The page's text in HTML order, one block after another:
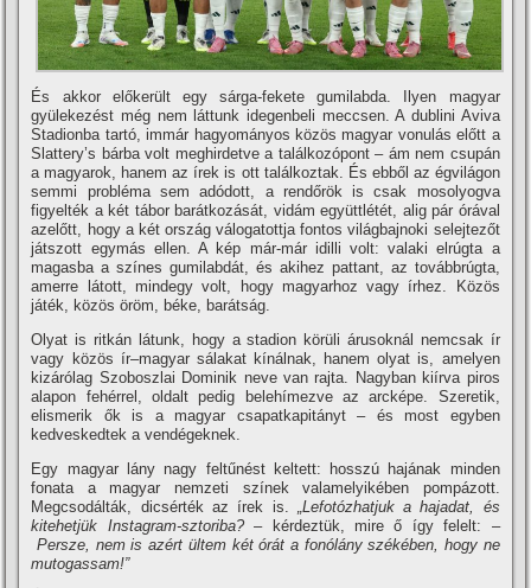
És akkor előkerült egy sárga-fekete gumilabda. Ilyen magyar
gyülekezést még nem láttunk idegenbeli meccsen. A dublini Aviva
Stadionba tartó, immár hagyományos közös magyar vonulás előtt a
Slattery’s bárba volt meghirdetve a találkozópont – ám nem csupán
a magyarok, hanem az írek is ott találkoztak. És ebből az égvilágon
semmi probléma sem adódott, a rendőrök is csak mosolyogva
figyelték a két tábor barátkozását, vidám együttlétét, alig pár órával
azelőtt, hogy a két ország válogatottja fontos világbajnoki selejtezőt
játszott egymás ellen. A kép már-már idilli volt: valaki elrúgta a
magasba a színes gumilabdát, és akihez pattant, az továbbrúgta,
amerre látott, mindegy volt, hogy magyarhoz vagy írhez. Közös
játék, közös öröm, béke, barátság.
Olyat is ritkán látunk, hogy a stadion körüli árusoknál nemcsak ír
vagy közös ír–magyar sálakat kínálnak, hanem olyat is, amelyen
kizárólag Szoboszlai Dominik neve van rajta. Nagyban kiírva piros
alapon fehérrel, oldalt pedig belehímezve az arcképe. Szeretik,
elismerik ők is a magyar csapatkapitányt – és most egyben
kedveskedtek a vendégeknek.
Egy magyar lány nagy feltűnést keltett: hosszú hajának minden
fonata a magyar nemzeti színek valamelyikében pompázott.
Megcsodálták, dicsérték az írek is. „Lefotózhatjuk a hajadat, és
kitehetjük Instagram-sztoriba?– kérdeztük, mire ő így felelt: –
Persze, nem is azért ültem két órát a fonólány székében, hogy ne
mutogassam!”